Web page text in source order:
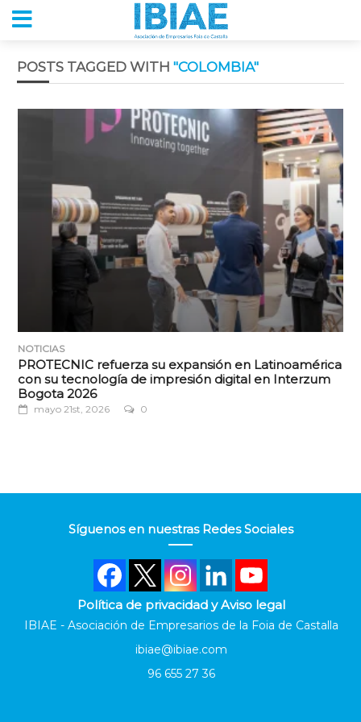
POSTS TAGGED WITH "COLOMBIA"
NOTICIAS
PROTECNIC refuerza su expansión en Latinoamérica
con su tecnología de impresión digital en Interzum
Bogota 2026
mayo 21st, 2026 0
Síguenos en nuestras Redes Sociales
Política de privacidad y Aviso legal
IBIAE - Asociación de Empresarios de la Foia de Castalla
ibiae@ibiae.com
96 655 27 36